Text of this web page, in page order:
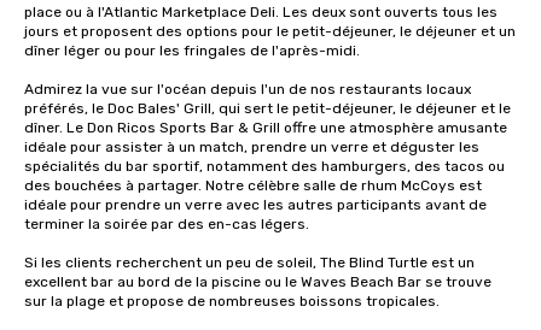
place ou à l'Atlantic Marketplace Deli. Les deux sont ouverts tous les
jours et proposent des options pour le petit-déjeuner, le déjeuner et un
dîner léger ou pour les fringales de l'après-midi.
Admirez la vue sur l'océan depuis l'un de nos restaurants locaux
préférés, le Doc Bales' Grill, qui sert le petit-déjeuner, le déjeuner et le
dîner. Le Don Ricos Sports Bar & Grill offre une atmosphère amusante
idéale pour assister à un match, prendre un verre et déguster les
spécialités du bar sportif, notamment des hamburgers, des tacos ou
des bouchées à partager. Notre célèbre salle de rhum McCoys est
idéale pour prendre un verre avec les autres participants avant de
terminer la soirée par des en-cas légers.
Si les clients recherchent un peu de soleil, The Blind Turtle est un
excellent bar au bord de la piscine ou le Waves Beach Bar se trouve
sur la plage et propose de nombreuses boissons tropicales.